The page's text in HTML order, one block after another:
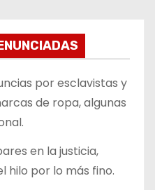
por esclavistas y
de ropa, algunas
en la justicia,
hilo por lo más fino.